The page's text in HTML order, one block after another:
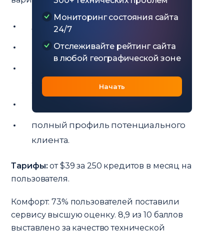
Мониторинг состояния сайта
24/7
Отслеживайте рейтинг сайта
в любой географической зоне
Начать
домен;
массовый поиск доменов;
ящиков;
полный профиль потенциального
клиента.
Тарифы: от $39 за 250 кредитов в месяц на
пользователя.
Комфорт: 73% пользователей поставили
сервису высшую оценку. 8,9 из 10 баллов
выставлено за качество технической